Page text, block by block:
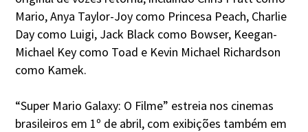
Mario, Anya Taylor-Joy como Princesa Peach, Charlie
Day como Luigi, Jack Black como Bowser, Keegan-
Michael Key como Toad e Kevin Michael Richardson
como Kamek.
“Super Mario Galaxy: O Filme” estreia nos cinemas
brasileiros em 1º de abril, com exibições também em